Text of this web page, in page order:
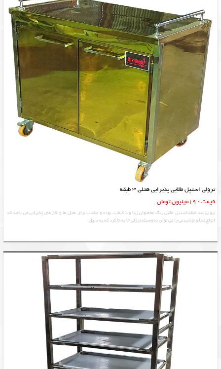
ترولی استیل طلایی پذیرایی هتلی 3 طبقه
قیمت : 19میلیون تومان
ترولی سه طبقه استیل طلایی رنگ محصولی زیبا و با کیفیت بوده و مناسب برای هتل ها و تالارهای پذیرایی می باشد که
انواع غذا و نوشیدنی را می توان به وسیله ترولی جا به جا کرد که به دلیل